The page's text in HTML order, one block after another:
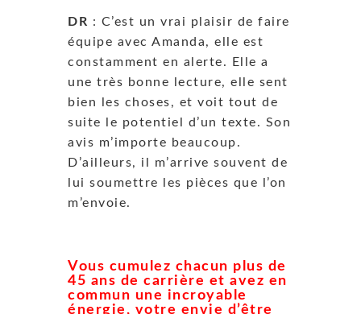
DR : C’est un vrai plaisir de faire
équipe avec Amanda, elle est
constamment en alerte. Elle a
une très bonne lecture, elle sent
bien les choses, et voit tout de
suite le potentiel d’un texte. Son
avis m’importe beaucoup.
D’ailleurs, il m’arrive souvent de
lui soumettre les pièces que l’on
m’envoie.
Vous cumulez chacun plus de
45 ans de carrière et avez en
commun une incroyable
énergie, votre envie d’être